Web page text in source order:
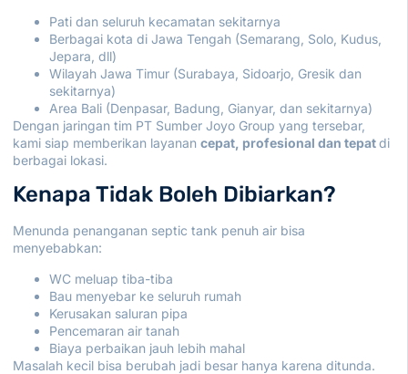
Pati dan seluruh kecamatan sekitarnya
Berbagai kota di Jawa Tengah (Semarang Solo Kudus
Jepara , dll)
Wilayah Jawa Timur (Surabaya, Sidoarjo, Gresik dan
sekitarnya)
Area Bali (Denpasar, Badung, Gianyar, dan sekitarnya)
Dengan jaringan tim PT Sumber Joyo Group yang tersebar,
kami siap memberikan layanan cepat, profesional dan tepatdi
berbagai lokasi.
Kenapa Tidak Boleh Dibiarkan?
Menunda penanganan septic tank penuh air bisa
menyebabkan:
WC meluap tiba-tiba
Bau menyebar ke seluruh rumah
Kerusakan saluran pipa
Pencemaran air tanah
Biaya perbaikan jauh lebih mahal
Masalah kecil bisa berubah jadi besar hanya karena ditunda.